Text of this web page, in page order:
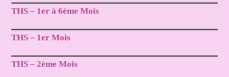
THS – 1er à 6ème Mois
THS – 1er Mois
THS – 2ème Mois